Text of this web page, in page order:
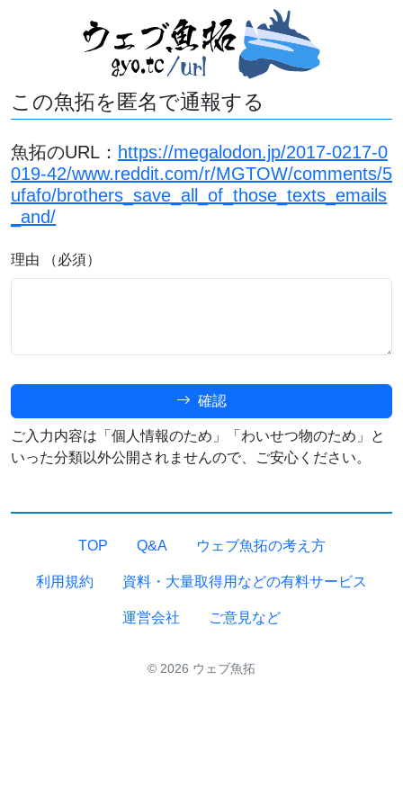
この魚拓を匿名で通報する
魚拓のURL： https://megalodon.jp/2017-0217-0
019-42/www.reddit.com/r/MGTOW/comments/5
ufafo/brothers_save_all_of_those_texts_emails
_and/
理由 （必須）
確認
ご入力内容は「個人情報のため」「わいせつ物のため」と
いった分類以外公開されませんので、ご安心ください。
TOP Q&A ウェブ魚拓の考え方
利用規約 資料・大量取得用などの有料サービス
運営会社 ご意見など
© 2026 ウェブ魚拓